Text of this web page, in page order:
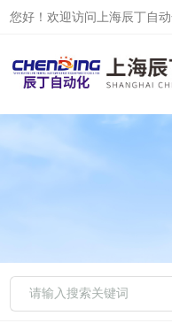
您好！欢迎访问上海辰丁自